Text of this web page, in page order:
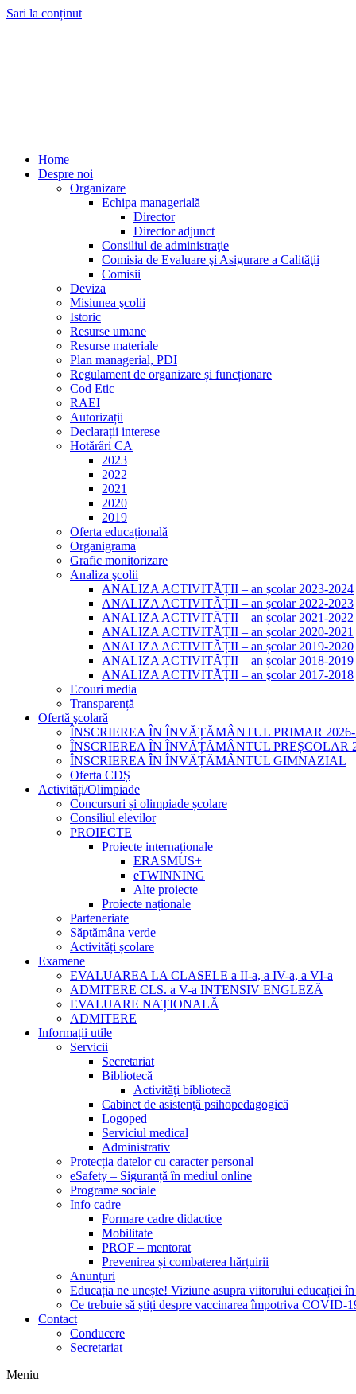
Sari la conținut
Home
Despre noi
Organizare
Echipa managerială
Director
Director adjunct
Consiliul de administraţie
Comisia de Evaluare şi Asigurare a Calităţii
Comisii
Deviza
Misiunea şcolii
Istoric
Resurse umane
Resurse materiale
Plan managerial, PDI
Regulament de organizare și funcționare
Cod Etic
RAEI
Autorizații
Declarații interese
Hotărâri CA
2023
2022
2021
2020
2019
Oferta educațională
Organigrama
Grafic monitorizare
Analiza şcolii
ANALIZA ACTIVITĂȚII – an școlar 2023-2024
ANALIZA ACTIVITĂȚII – an școlar 2022-2023
ANALIZA ACTIVITĂȚII – an școlar 2021-2022
ANALIZA ACTIVITĂȚII – an școlar 2020-2021
ANALIZA ACTIVITĂȚII – an școlar 2019-2020
ANALIZA ACTIVITĂȚII – an școlar 2018-2019
ANALIZA ACTIVITĂŢII – an şcolar 2017-2018
Ecouri media
Transparență
Ofertă şcolară
ÎNSCRIEREA ÎN ÎNVĂȚĂMÂNTUL PRIMAR 2026-
ÎNSCRIEREA ÎN ÎNVĂȚĂMÂNTUL PREȘCOLAR
ÎNSCRIEREA ÎN ÎNVĂȚĂMÂNTUL GIMNAZIAL
Oferta CDȘ
Activități/Olimpiade
Concursuri și olimpiade școlare
Consiliul elevilor
PROIECTE
Proiecte internaționale
ERASMUS+
eTWINNING
Alte proiecte
Proiecte naționale
Parteneriate
Săptămâna verde
Activități școlare
Examene
EVALUAREA LA CLASELE a II-a, a IV-a, a VI-a
ADMITERE CLS. a V-a INTENSIV ENGLEZĂ
EVALUARE NAȚIONALĂ
ADMITERE
Informații utile
Servicii
Secretariat
Bibliotecă
Activităţi bibliotecă
Cabinet de asistenţă psihopedagogică
Logoped
Serviciul medical
Administrativ
Protecția datelor cu caracter personal
eSafety – Siguranță în mediul online
Programe sociale
Info cadre
Formare cadre didactice
Mobilitate
PROF – mentorat
Prevenirea și combaterea hărțuirii
Anunțuri
Educația ne unește! Viziune asupra viitorului educației
Ce trebuie să știți despre vaccinarea împotriva COVID-
Contact
Conducere
Secretariat
Meniu